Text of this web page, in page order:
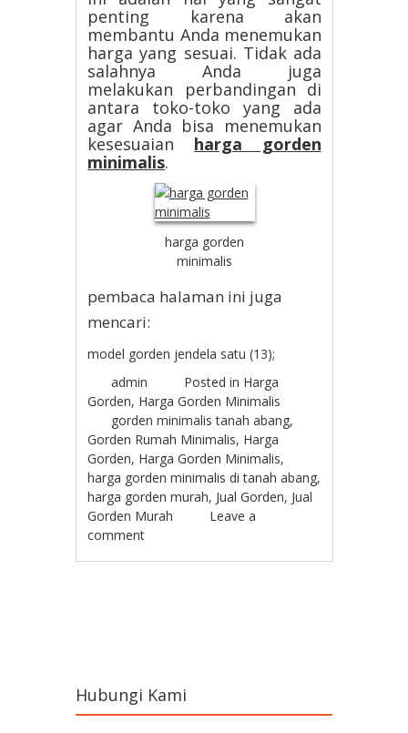
penting karena akan
membantu Anda menemukan
harga yang sesuai. Tidak ada
salahnya Anda juga
melakukan perbandingan di
antara toko-toko yang ada
agar Anda bisa menemukan
kesesuaian harga gorden
minimalis.
harga gorden
minimalis
pembaca halaman ini juga
mencari:
model gorden jendela satu (13);
admin
Posted in Harga
Gorden, Harga Gorden Minimalis
gorden minimalis tanah abang,
Gorden Rumah Minimalis, Harga
Gorden, Harga Gorden Minimalis,
harga gorden minimalis di tanah abang,
harga gorden murah, Jual Gorden, Jual
Gorden Murah
Leave a
comment
Hubungi Kami